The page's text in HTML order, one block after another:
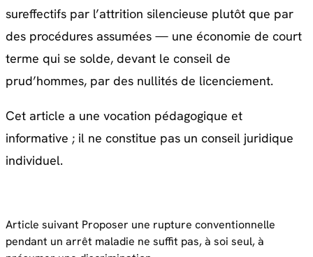
sureffectifs par l’attrition silencieuse plutôt que par
des procédures assumées — une économie de court
terme qui se solde, devant le conseil de
prud’hommes, par des nullités de licenciement.
Cet article a une vocation pédagogique et
informative ; il ne constitue pas un conseil juridique
individuel.
Article suivant Proposer une rupture conventionnelle
pendant un arrêt maladie ne suffit pas, à soi seul, à